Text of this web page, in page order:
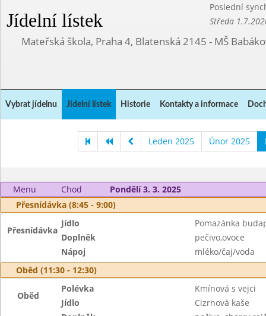
Jídelní lístek
Poslední
Středa
Mateřská škola, Praha 4, Blatenská 2145 - MŠ
Vybrat jídelnu Jídelní lístek Historie Kontakty a informace
Leden 2025 Únor 2025
Menu Chod
Pondělí 3. 3. 2025
Přesnídávka (8:45 - 9:00)
Přesnídávka
Jídlo
Pomazánka
Doplněk
pečivo,ovoce
Nápoj
mléko/čaj/voda
Oběd (11:30 - 12:30)
Oběd
Polévka
Kmínová s vejci
Jídlo
Cizrnová kaše